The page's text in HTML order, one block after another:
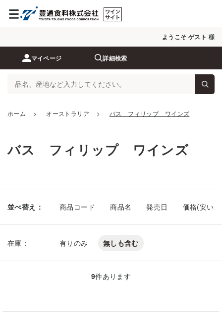
ようこそ ゲスト 様
マイページ 詳細検索
ホーム > オーストラリア > バス フィリップ ワインズ
バス フィリップ ワインズ
並べ替え： 商品コード 商品名 発売日 価格(安い
在庫： 有りのみ 無しも含む
9件あります